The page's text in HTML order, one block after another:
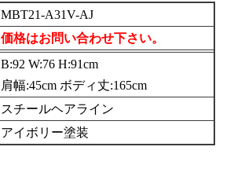
MBT21-A31V-AJ
価格はお問い合わせ下さい。
B:92 W:76 H:91cm
肩幅:45cm ボディ丈:165cm
スチールヘアライン
アイボリー塗装